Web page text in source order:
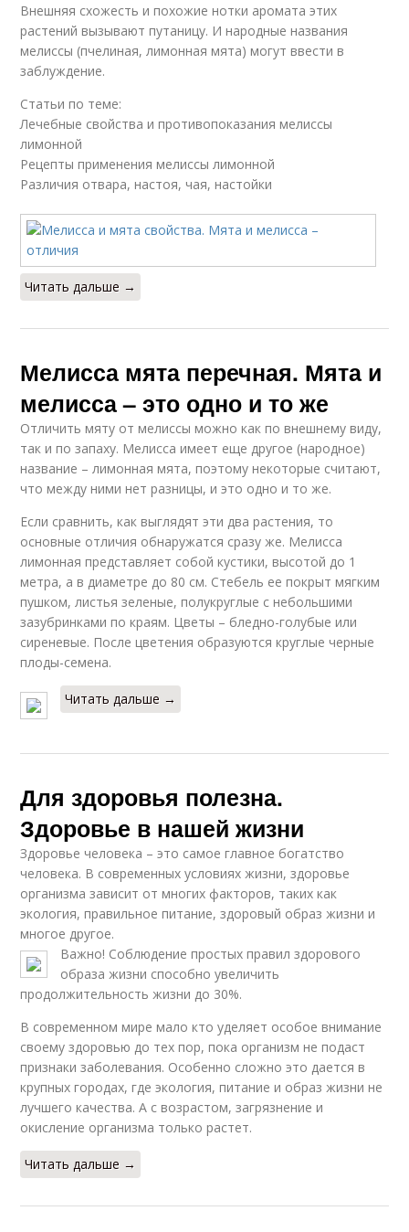
Внешняя схожесть и похожие нотки аромата этих
растений вызывают путаницу. И народные названия
мелиссы (пчелиная, лимонная мята) могут ввести в
заблуждение.
Статьи по теме:
Лечебные свойства и противопоказания мелиссы
лимонной
Рецепты применения мелиссы лимонной
Различия отвара, настоя, чая, настойки
Читать дальше →
Мелисса мята перечная. Мята и
мелисса – это одно и то же
Отличить мяту от мелиссы можно как по внешнему виду,
так и по запаху. Мелисса имеет еще другое (народное)
название – лимонная мята, поэтому некоторые считают,
что между ними нет разницы, и это одно и то же.
Если сравнить, как выглядят эти два растения, то
основные отличия обнаружатся сразу же. Мелисса
лимонная представляет собой кустики, высотой до 1
метра, а в диаметре до 80 см. Стебель ее покрыт мягким
пушком, листья зеленые, полукруглые с небольшими
зазубринками по краям. Цветы – бледно-голубые или
сиреневые. После цветения образуются круглые черные
плоды-семена.
Читать дальше →
Для здоровья полезна.
Здоровье в нашей жизни
Здоровье человека – это самое главное богатство
человека. В современных условиях жизни, здоровье
организма зависит от многих факторов, таких как
экология, правильное питание, здоровый образ жизни и
многое другое.
Важно! Соблюдение простых правил здорового
образа жизни способно увеличить
продолжительность жизни до 30%.
В современном мире мало кто уделяет особое внимание
своему здоровью до тех пор, пока организм не подаст
признаки заболевания. Особенно сложно это дается в
крупных городах, где экология, питание и образ жизни не
лучшего качества. А с возрастом, загрязнение и
окисление организма только растет.
Читать дальше →